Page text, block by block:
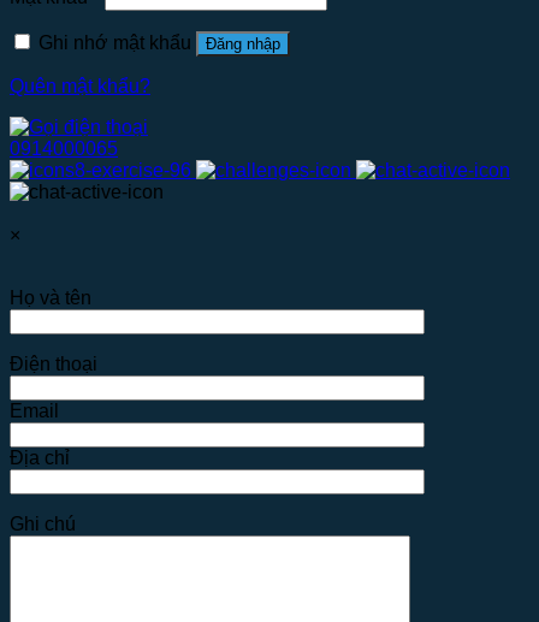
Ghi nhớ mật khẩu Đăng nhập
Quên mật khẩu?
0914000065
×
Họ và tên
Điện thoại
Email
Địa chỉ
Ghi chú